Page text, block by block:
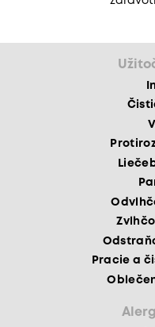
Pracie a